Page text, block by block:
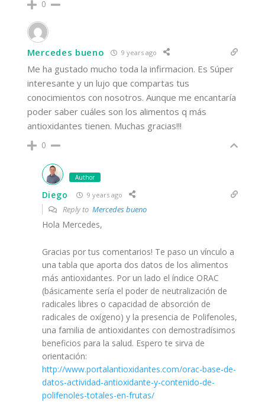
0
Mercedes bueno 9 years ago
Me ha gustado mucho toda la infirmacion. Es Súper
interesante y un lujo que compartas tus
conocimientos con nosotros. Aunque me encantaría
poder saber cuáles son los alimentos q más
antioxidantes tienen. Muchas gracias!!!
0
Author
Diego 9 years ago
Reply to Mercedes bueno
Hola Mercedes,
Gracias por tus comentarios! Te paso un vínculo a
una tabla que aporta dos datos de los alimentos
más antioxidantes. Por un lado el índice ORAC
(básicamente sería el poder de neutralización de
radicales libres o capacidad de absorción de
radicales de oxígeno) y la presencia de Polifenoles,
una familia de antioxidantes con demostradísimos
beneficios para la salud. Espero te sirva de
orientación:
http://www.portalantioxidantes.com/orac-base-de-
datos-actividad-antioxidante-y-contenido-de-
polifenoles-totales-en-frutas/